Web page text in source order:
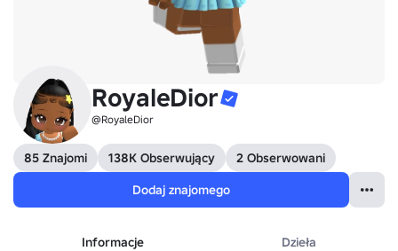
RoyaleDior
@RoyaleDior
85 Znajomi 138K Obserwujący
2 Obserwowani
Dodaj znajomego
Informacje Dzieła